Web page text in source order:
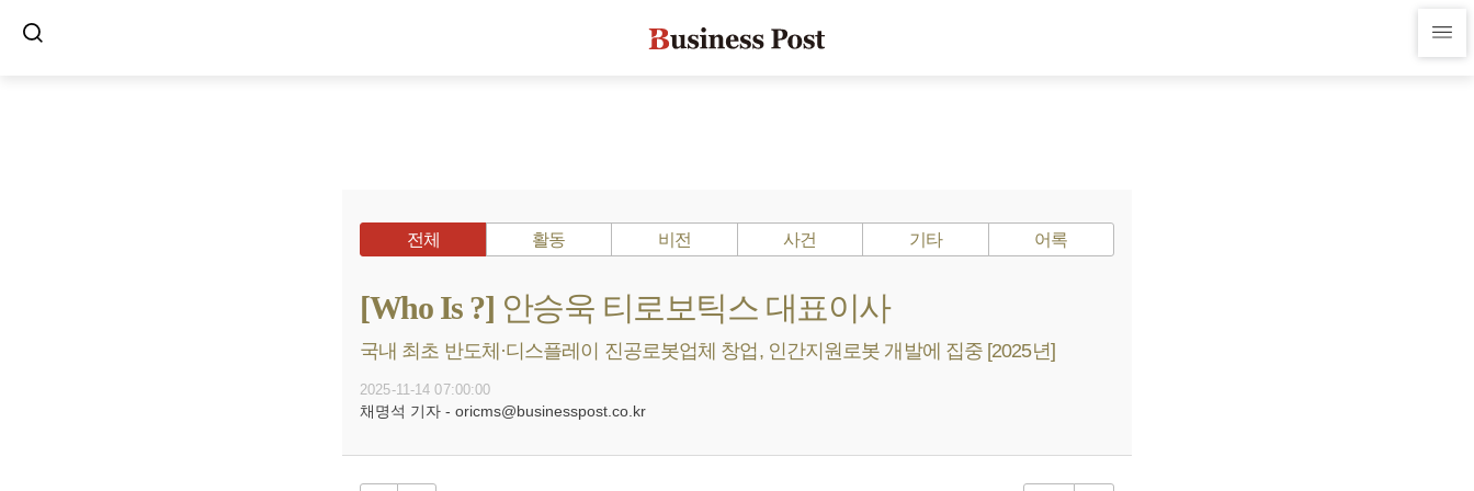
전체 활동 비전 사건 기타 어록
[Who Is ?] 안승욱 티로보틱스 대표이사
국내 최초 반도체·디스플레이 진공로봇업체 창업, 인간지원로봇 개발에 집중 [2025년]
2025-11-14 07:00:00
채명석 기자 - oricms@businesspost.co.kr